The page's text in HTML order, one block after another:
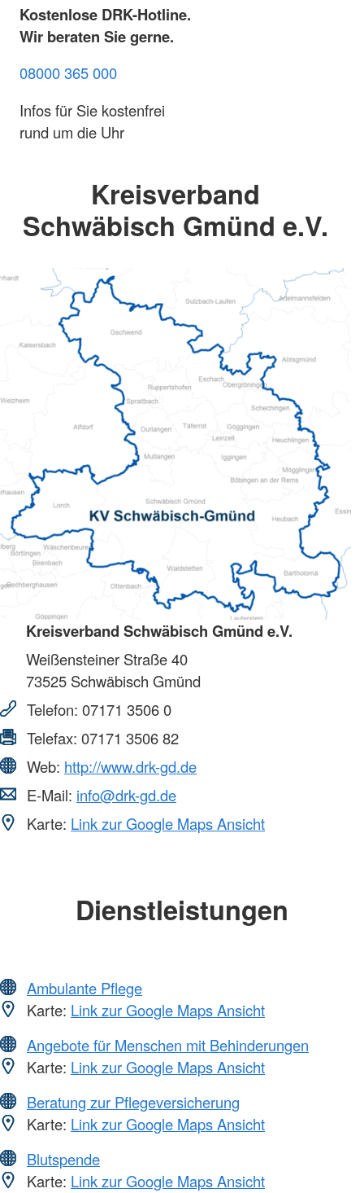
Kostenlose DRK-Hotline.
Wir beraten Sie gerne.
08000 365 000
Infos für Sie kostenfrei
rund um die Uhr
Kreisverband
Schwäbisch Gmünd e.V.
Kreisverband Schwäbisch Gmünd e.V.
Weißensteiner Straße 40
73525 Schwäbisch Gmünd
Telefon: 07171 3506 0
Telefax: 07171 3506 82
Web: http://www.drk-gd.de
E-Mail: info@drk-gd.de
Karte: Link zur Google Maps Ansicht
Dienstleistungen
Ambulante Pflege
Karte: Link zur Google Maps Ansicht
Angebote für Menschen mit Behinderungen
Karte: Link zur Google Maps Ansicht
Beratung zur Pflegeversicherung
Karte: Link zur Google Maps Ansicht
Blutspende
Karte: Link zur Google Maps Ansicht